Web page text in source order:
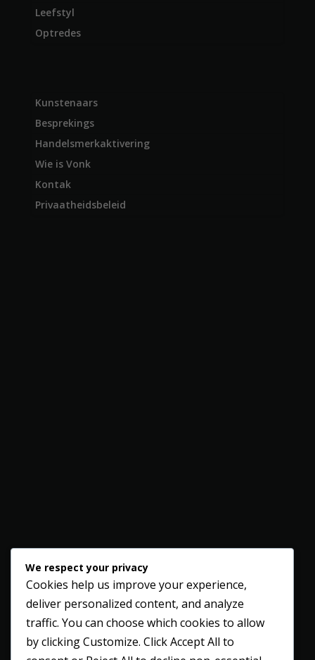
Leefstyl
Optredes
Kunstenaars
Besprekings
Handelsmerkaktivering
Wie is Vonk
Kontak
Privaatheidsbeleid
We respect your privacy
Cookies help us improve your experience,
deliver personalized content, and analyze
traffic. You can choose which cookies to allow
by clickingCustomize. ClickAccept All to